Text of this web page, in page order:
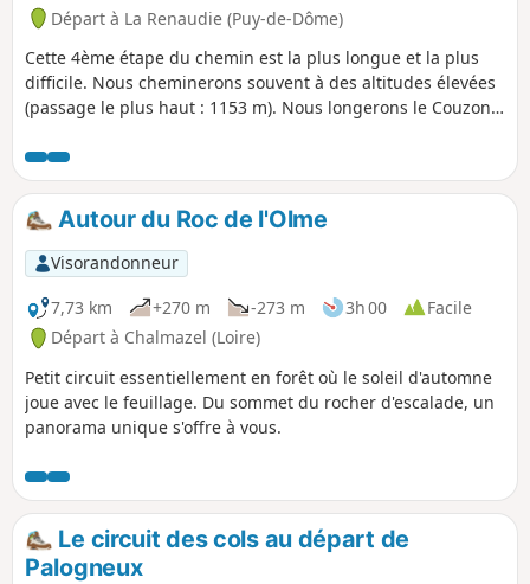
Départ à La Renaudie (Puy-de-Dôme)
Cette 4ème étape du chemin est la plus longue et la plus
difficile. Nous cheminerons souvent à des altitudes élevées
(passage le plus haut : 1153 m). Nous longerons le Couzon
vers Vollore-Montagne. La traversée de la forêt
d'Ayguebonne, à proximité du Grun de Chignore, nous
conduira à Sainte-Agathe.
Autour du Roc de l'Olme
Visorandonneur
7,73 km
+270 m -273 m 3h 00
Facile
Départ à Chalmazel (Loire)
Petit circuit essentiellement en forêt où le soleil d'automne
joue avec le feuillage. Du sommet du rocher d'escalade, un
panorama unique s'offre à vous.
Le circuit des cols au départ de
Palogneux